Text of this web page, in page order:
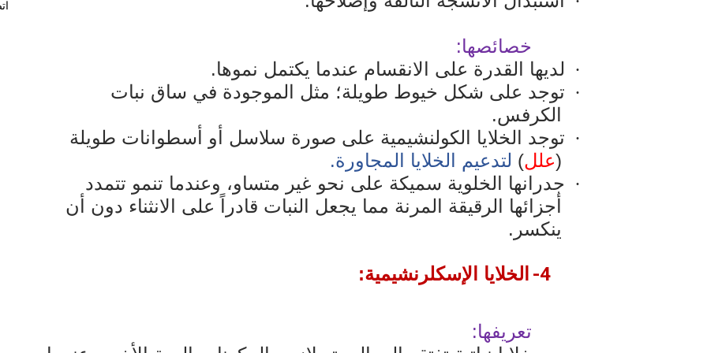
خصائصها:
· لديها القدرة على الانقسام عندما يكتمل نموها.
· توجد على شكل خيوط طويلة؛ مثل الموجودة في ساق نبات
الكرفس.
· توجد الخلايا الكولنشيمية على صورة سلاسل أو أسطوانات طويلة
(علل) لتدعيم الخلايا المجاورة.
·
جدرانها الخلوية سميكة على نحو غير متساو، وعندما تنمو تتمدد
أجزائها الرقيقة المرنة مما يجعل النبات قادراً على الانثناء دون أن
ينكسر.
4- الخلايا الإسكلرنشيمية:
تعريفها: